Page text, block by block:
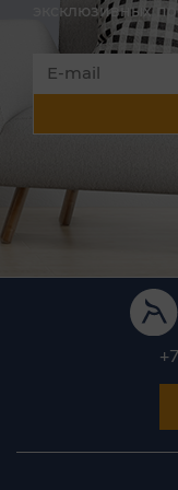
эксклюзивных